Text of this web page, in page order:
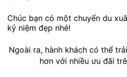
Chúc bạn có một chuyến du
kỷ niệm đẹp nhé!
Ngoài ra, hành khách có thể
hơn với nhiều ưu đãi